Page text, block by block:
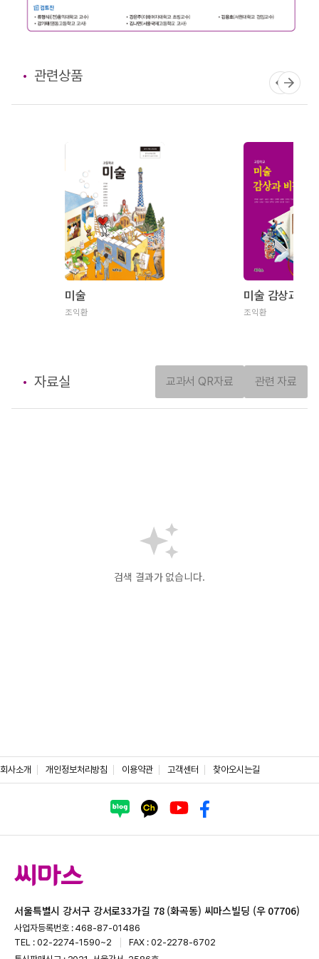
관련상품
미술
조익환
미술 감상과 비
조익환
자료실 교과서 QR자료 관련 자료
검색 결과가 없습니다.
회사소개 개인정보처리방침 이용약관 고객센터 찾아오시는길
서울특별시 강서구 강서로33가길 78 (화곡동) 씨마스빌딩 (우 07706)
사업자등록번호 : 468-87-01486
TEL : 02-2274-1590~2
FAX : 02-2278-6702